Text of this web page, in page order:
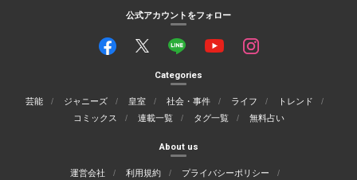
公式アカウントをフォロー
Categories
芸能 ジャニーズ 皇室 社会・事件 ライフ
トレンド
コミックス
連載一覧 タグ一覧 無料占い
About us
運営会社 利用規約
プライバシーポリシー